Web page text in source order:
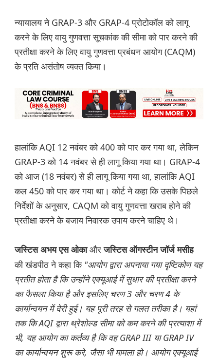
न्यायालय ने GRAP-3 और GRAP-4 प्रोटोकॉल को लागू
करने के लिए वायु गुणवत्ता सूचकांक की सीमा को पार करने की
प्रतीक्षा करने के लिए वायु गुणवत्ता प्रबंधन आयोग (CAQM)
के प्रति असंतोष व्यक्त किया।
हालांकि AQI 12 नवंबर को 400 को पार कर गया था, लेकिन
GRAP-3 को 14 नवंबर से ही लागू किया गया था। GRAP-4
को आज (18 नवंबर) से ही लागू किया गया था, हालांकि AQI
कल 450 को पार कर गया था। कोर्ट ने कहा कि उसके पिछले
निर्देशों के अनुसार, CAQM को वायु गुणवत्ता खराब होने की
प्रतीक्षा करने के बजाय निवारक उपाय करने चाहिए थे।
जस्टिस अभय एस ओकाऔरजस्टिस ऑगस्टीन जॉर्ज मसीह
की खंडपीठ ने कहा कि "आयोग द्वारा अपनाया गया दृष्टिकोण यह
प्रतीत होता है कि उन्होंने एक्यूआई में सुधार की प्रतीक्षा करने
का फैसला किया है और इसलिए चरण 3 और चरण 4 के
कार्यान्वयन में देरी हुई। यह पूरी तरह से गलत तरीका है। यहां
तक कि AQI द्वारा थ्रेशोल्ड सीमा को कम करने की प्रत्याशा में
भी, यह आयोग का कर्तव्य है कि वह GRAP III या GRAP IV
का कार्यान्वयन शुरू करे, जैसा भी मामला हो। आयोग एक्यूआई